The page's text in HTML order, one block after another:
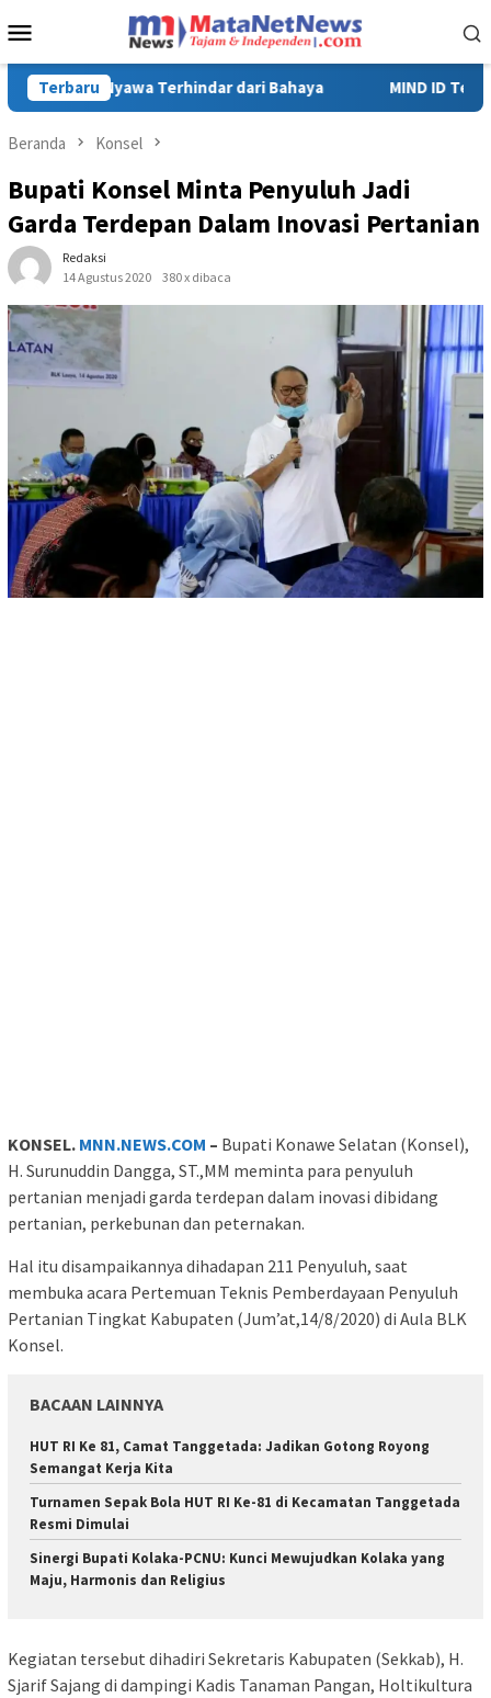
ke
Mobile
Terbaru
MIND ID Tegaskan Dukungan Penuh Bagi PT Vale di
Beranda Konsel
Bupati Konsel Minta Penyuluh Jadi
Garda Terdepan Dalam Inovasi Pertanian
Redaksi
14 Agustus 2020
380 x dibaca
KONSEL. MNN.NEWS.COM – Bupati Konawe Selatan (Konsel),
H. Surunuddin Dangga, ST.,MM meminta para penyuluh
pertanian menjadi garda terdepan dalam inovasi dibidang
pertanian, perkebunan dan peternakan.
Hal itu disampaikannya dihadapan 211 Penyuluh, saat
membuka acara Pertemuan Teknis Pemberdayaan Penyuluh
Pertanian Tingkat Kabupaten (Jum’at,14/8/2020) di Aula BLK
Konsel.
BACAAN LAINNYA
HUT RI Ke 81, Camat Tanggetada: Jadikan Gotong Royong
Semangat Kerja Kita
Turnamen Sepak Bola HUT RI Ke-81 di Kecamatan Tanggetada
Resmi Dimulai
Sinergi Bupati Kolaka-PCNU: Kunci Mewujudkan Kolaka yang
Maju, Harmonis dan Religius
Kegiatan tersebut dihadiri Sekretaris Kabupaten (Sekkab), H.
Sjarif Sajang di dampingi Kadis Tanaman Pangan, Holtikultura